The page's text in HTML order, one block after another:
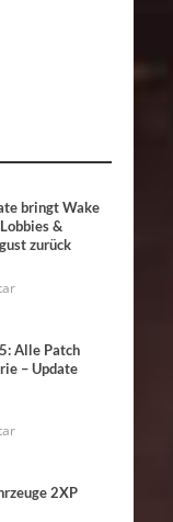
bringt Wake
&
zurück
Alle Patch
– Update
2XP